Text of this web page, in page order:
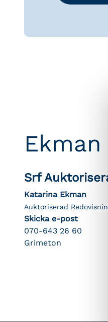
Srf
Katarina Ekman
Auktoriserad
Skicka e-post
070-643 26 60
Grimeton